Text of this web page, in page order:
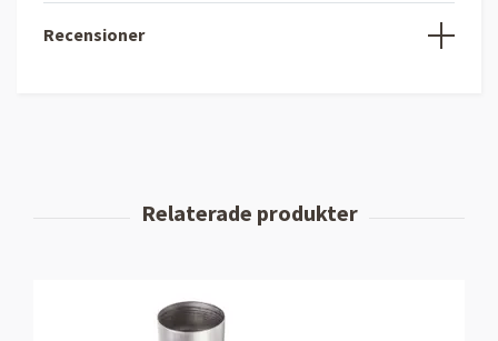
Recensioner